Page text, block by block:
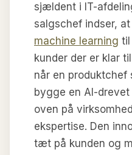
sjældent i IT-
salgschef indser,
machine learning til
kunder der er klar
når en produktchef
bygge en AI-
oven på
ekspertise. Den
tæt på kunden og